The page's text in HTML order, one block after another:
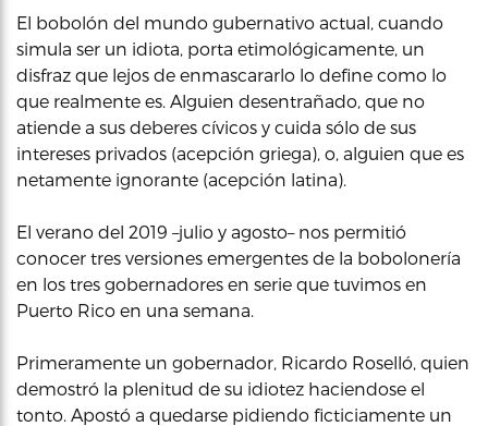
El bobolón del mundo gubernativo actual, cuando
simula ser un idiota, porta etimológicamente, un
disfraz que lejos de enmascararlo lo define como lo
que realmente es. Alguien desentrañado, que no
atiende a sus deberes cívicos y cuida sólo de sus
intereses privados (acepción griega), o, alguien que es
netamente ignorante (acepción latina).
El verano del 2019 –julio y agosto– nos permitió
conocer tres versiones emergentes de la bobolonería
en los tres gobernadores en serie que tuvimos en
Puerto Rico en una semana.
Primeramente un gobernador, Ricardo Roselló, quien
demostró la plenitud de su idiotez haciendose el
tonto. Apostó a quedarse pidiendo ficticiamente un